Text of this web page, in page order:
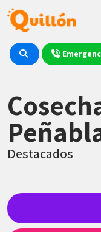
Destacados